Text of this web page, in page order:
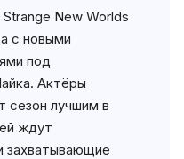
New Worlds
с новыми
под
Актёры
сезон лучшим в
ждут
захватывающие